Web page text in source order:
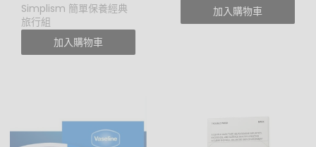
Simplism 簡單保養經典
旅行組
加入購物車
加入購物車